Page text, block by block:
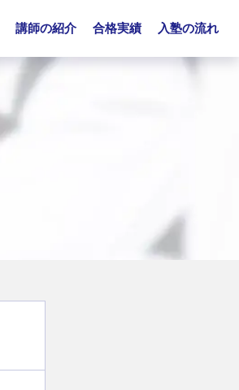
講師の紹介 合格実績 入塾の流れ